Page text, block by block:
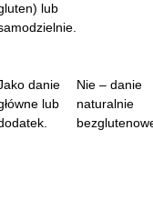
lub
danie
lub
Nie – danie
naturalnie